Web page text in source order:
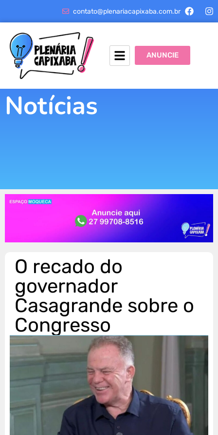
contato@plenariacapixaba.com.br
ANUNCIE
Notícias
O recado do
governador
Casagrande sobre o
Congresso